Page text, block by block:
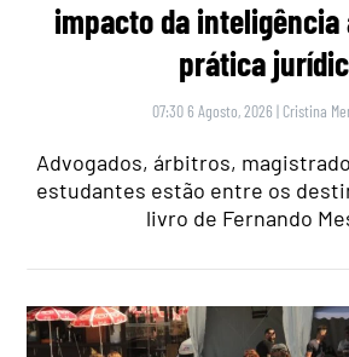
impacto da
prática
07:30 6 Agosto, 2026 | Cristina
Advogados, árbitros,
estudantes estão entre os
livro de Fernando